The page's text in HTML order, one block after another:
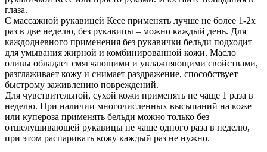
глаза.
С массажной рукавицей Кесе применять лучше не более 1-2х
раз в две неделю, без рукавицы – можно каждый день. Для
каждодневного применения без рукавички бельди подходит
для умывания жирной и комбинированной кожи. Масло
оливы обладает смягчающими и увлажняющими свойствами,
разглаживает кожу и снимает раздражение, способствует
быстрому заживлению повреждений.
Для чувствительной, сухой кожи применять не чаще 1 раза в
неделю. При наличии многочисленных высыпаний на коже
или купероза применять бельди можно только без
отшелушивающей рукавицы не чаще одного раза в неделю,
при этом распаривать кожу каждый раз не нужно.